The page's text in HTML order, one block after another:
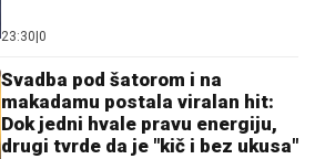
23:30 0
Svadba pod šatorom i na
makadamu postala viralan hit:
Dok jedni hvale pravu energiju,
drugi tvrde da je "kič i bez ukusa"